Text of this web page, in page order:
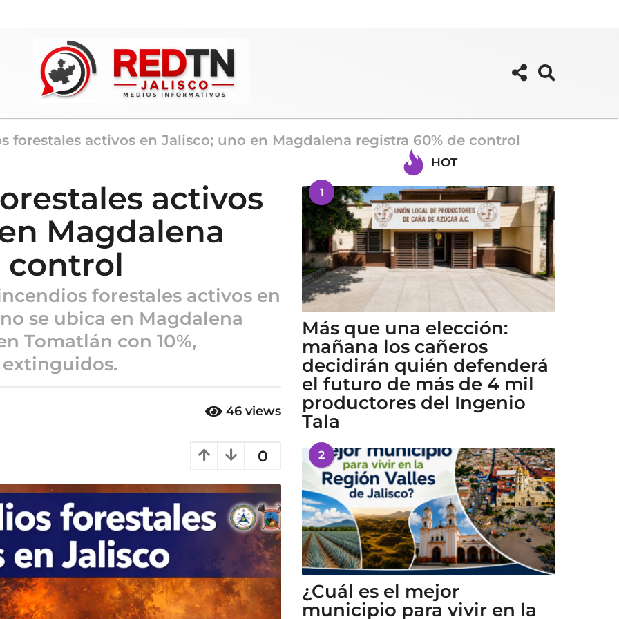
forestales activos en Jalisco; uno en Magdalena registra 60% de control
activos
Magdalena
control
forestales activos en
se ubica en Magdalena
Tomatlán con 10%,
46 views
0
HOT
1
Más que una elección:
mañana los cañeros
decidirán quién defenderá
el futuro de más de 4 mil
productores del Ingenio
Tala
2
¿Cuál es el mejor
municipio para vivir en la